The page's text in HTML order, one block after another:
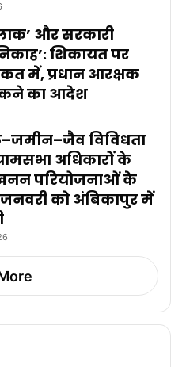
और सरकारी
शिकायत पर
में, प्रधान आरक्षक
का आदेश
विविधता
अधिकारों के
परियोजनाओं के
को अंबिकापुर में